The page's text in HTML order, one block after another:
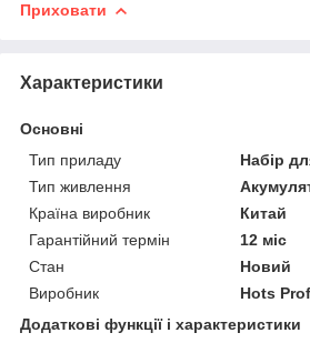
Приховати
Характеристики
Основні
Тип приладу
Набір
Тип живлення
Країна виробник
Китай
Гарантійний термін
12 міс
Стан
Новий
Виробник
Hots
Додаткові функції і характеристики